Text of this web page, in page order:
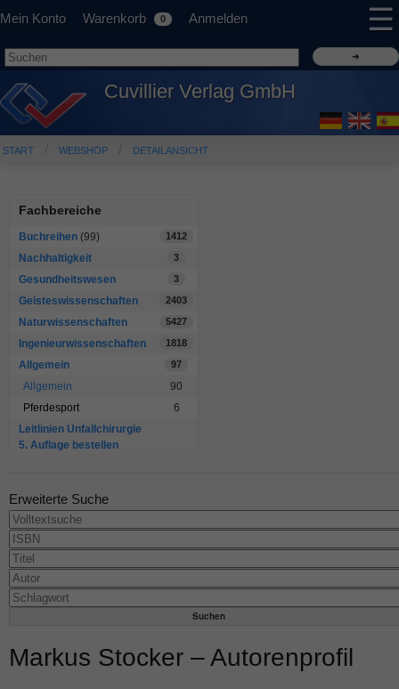
Mein Konto Warenkorb 0 Anmelden ☰
Cuvillier Verlag GmbH
START WEBSHOP DETAILANSICHT
Fachbereiche
Buchreihen (99) 1412
Nachhaltigkeit 3
Gesundheitswesen 3
Geisteswissenschaften 2403
Naturwissenschaften 5427
Ingenieurwissenschaften 1818
Allgemein 97
Allgemein
90
Pferdesport
6
Leitlinien Unfallchirurgie
5. Auflage bestellen
Erweiterte Suche
Markus Stocker – Autorenprofil